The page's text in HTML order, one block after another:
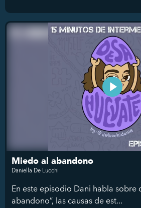
Miedo al abandono
Daniella De Lucchi
En este episodio Dani habla sobre
abandono”, las causas de est...